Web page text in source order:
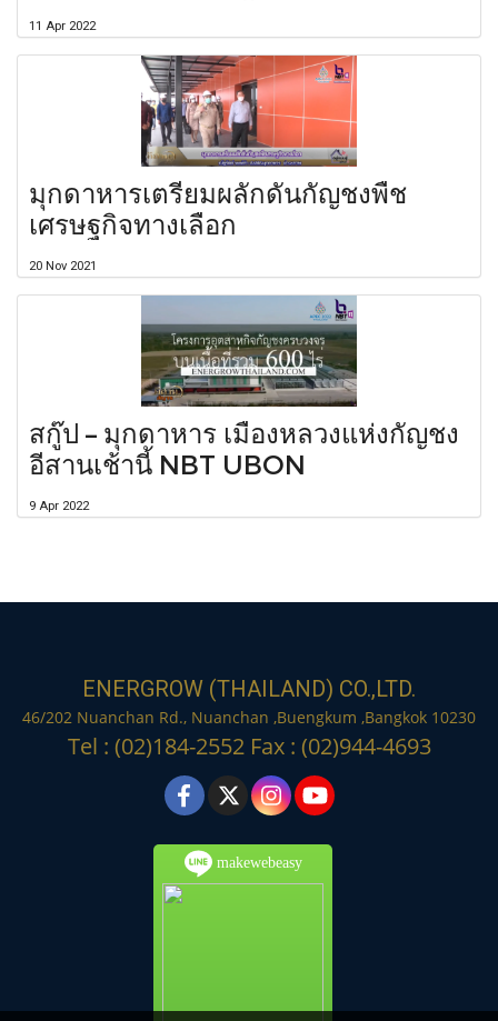
11 Apr 2022
มุกดาหารเตรียมผลักดันกัญชงพืช
เศรษฐกิจทางเลือก
20 Nov 2021
สกู๊ป – มุกดาหาร เมืองหลวงแห่งกัญชง
อีสานเช้านี้ NBT UBON
9 Apr 2022
ENERGROW (THAILAND) CO.,LTD.
46/202 Nuanchan Rd., Nuanchan ,Buengkum ,Bangkok 10230
Tel : (02)184-2552 Fax : (02)944-4693
makewebeasy